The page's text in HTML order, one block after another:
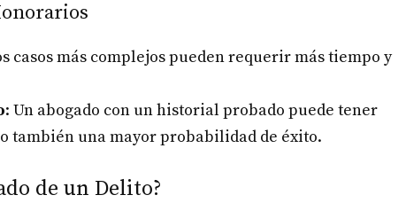
casos más complejos pueden requerir más tiempo y
: Un abogado con un historial probado puede tener
también una mayor probabilidad de éxito.
de un Delito?